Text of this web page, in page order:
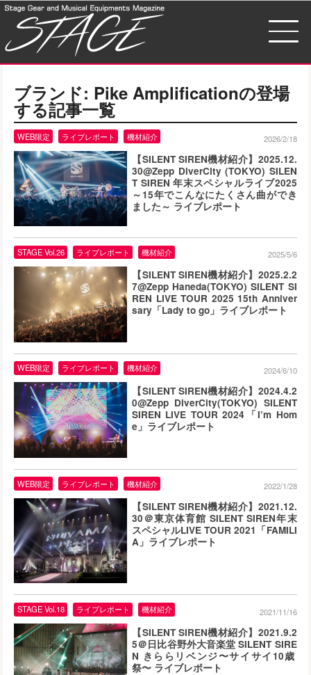
ブランド: Pike Amplificationの登場
する記事一覧
【SILENT SIREN機材紹介】2025.12.
30@Zepp DiverCity (TOKYO) SILEN
T SIREN 年末スペシャルライブ2025
～15年でこんなにたくさん曲ができ
ました～ ライブレポート
WEB限定 ライブレポート 機材紹介 2026/2/18
【SILENT SIREN機材紹介】2025.2.2
7@Zepp Haneda(TOKYO) SILENT SI
REN LIVE TOUR 2025 15th Anniver
sary「Lady to go」ライブレポート
STAGE Vol.26 ライブレポート 機材紹介 2025/5/6
【SILENT SIREN機材紹介】2024.4.2
0@Zepp DiverCity(TOKYO) SILENT
SIREN LIVE TOUR 2024「I’m Hom
e」ライブレポート
WEB限定 ライブレポート 機材紹介 2024/6/10
【SILENT SIREN機材紹介】2021.12.
30＠東京体育館 SILENT SIREN年末
スペシャルLIVE TOUR 2021「FAMILI
A」ライブレポート
WEB限定 ライブレポート 機材紹介 2022/1/28
【SILENT SIREN機材紹介】2021.9.2
5＠日比谷野外大音楽堂 SILENT SIRE
N きららリベンジ〜サイサイ10歳
祭〜 ライブレポート
STAGE Vol.18 ライブレポート 機材紹介 2021/11/16